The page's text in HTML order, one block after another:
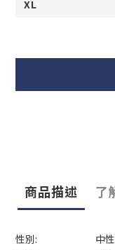
商品描述 了
性別:
中性